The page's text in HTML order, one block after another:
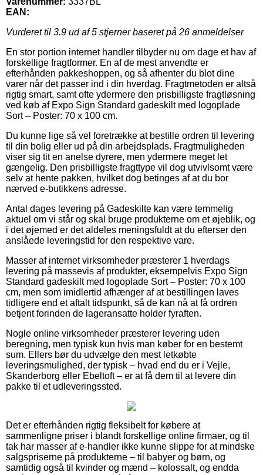
EAN:
Vurderet til 3.9 ud af 5 stjerner baseret på 26 anmeldelser
En stor portion internet handler tilbyder nu om dage et hav af
forskellige fragtformer. En af de mest anvendte er
efterhånden pakkeshoppen, og så afhenter du blot dine
varer når det passer ind i din hverdag. Fragtmetoden er altså
rigtig smart, samt ofte ydermere den prisbilligste fragtløsning
ved køb af Expo Sign Standard gadeskilt med logoplade
Sort – Poster: 70 x 100 cm.
Du kunne lige så vel foretrække at bestille ordren til levering
til din bolig eller ud på din arbejdsplads. Fragtmuligheden
viser sig tit en anelse dyrere, men ydermere meget let
gængelig. Den prisbilligste fragttype vil dog utvivlsomt være
selv at hente pakken, hvilket dog betinges af at du bor
nærved e-butikkens adresse.
Antal dages levering på Gadeskilte kan være temmelig
aktuel om vi står og skal bruge produkterne om et øjeblik, og
i det øjemed er det aldeles meningsfuldt at du efterser den
anslåede leveringstid for den respektive vare.
Masser af internet virksomheder præsterer 1 hverdags
levering på massevis af produkter, eksempelvis Expo Sign
Standard gadeskilt med logoplade Sort – Poster: 70 x 100
cm, men som imidlertid afhænger af at bestillingen laves
tidligere end et aftalt tidspunkt, så de kan nå at få ordren
betjent forinden de lageransatte holder fyraften.
Nogle online virksomheder præsterer levering uden
beregning, men typisk kun hvis man køber for en bestemt
sum. Ellers bør du udvælge den mest letkøbte
leveringsmulighed, der typisk – hvad end du er i Vejle,
Skanderborg eller Ebeltoft – er at få dem til at levere din
pakke til et udleveringssted.
Det er efterhånden rigtig fleksibelt for købere at
sammenligne priser i blandt forskellige online firmaer, og til
tak har masser af e-handler ikke kunne slippe for at mindske
salgspriserne på produkterne – til babyer og børn, og
samtidig også til kvinder og mænd – kolossalt, og endda